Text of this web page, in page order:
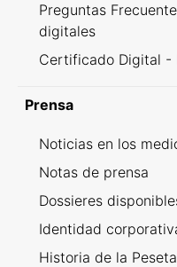
Preguntas
digitales
Certificado Digital -
Prensa
Noticias en los
Notas de prensa
Dossieres
Identidad
Historia de la Peseta